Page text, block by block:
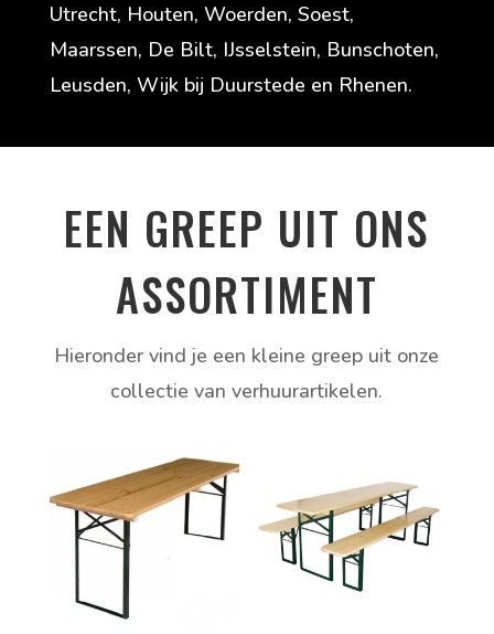
Utrecht, Houten, Woerden, Soest,
Maarssen, De Bilt, IJsselstein, Bunschoten,
Leusden, Wijk bij Duurstede en Rhenen.
EEN GREEP UIT ONS
ASSORTIMENT
Hieronder vind je een kleine greep uit onze
collectie van verhuurartikelen.